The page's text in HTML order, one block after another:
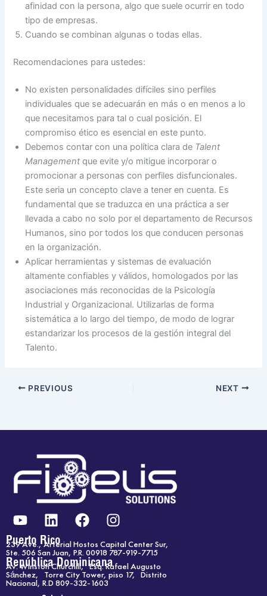
afinidad con la persona, algo que suele ocurrir en todo
tipo de empresas.
Cuando se combinan algunas o todas ellas.
Recomendaciones para ustedes:
No existen personalidades difíciles sino perfiles
individuales que se adecuarán en más o en menos a lo
que necesitamos para tal o cual posición. El
compromiso ético es esencial en este punto.
Debemos contar con una política clara de Talent
Management que evite y/o mitigue incorporar o
promocionar a personas con perfiles disfuncionales.
Este seria un concepto clave a tener en cuenta. Es
fundamental que se traduzca en una práctica a ser
llevada a cabo no solo por el departamento de Recursos
Humanos, sino por todos los que conducen personas
en la organización.
Aplicar herramientas y sistemas de evaluación
altamente confiables y válidos, homologados por las
asociaciones más reconocidas de la Psicología
Industrial y Organizacional. Utilizarlas de forma
sistemática a lo largo del tiempo, de modo de lograr
estandarizar los procesos de la gestión integral del
Talento.
PREVIOUS NEXT
Y
o
u
t
u
b
L
i
n
k
e
d
F
a
c
e
b
o
I
n
s
t
a
Puerto Rico
239 Ave., Arterial Hostos Capital Center Sur,
Ste. 506 San Juan, P.R. 00918 787-919-7715
República Dominicana
Av. Winston Churchill, Esq. Rafael Augusto
Sánchez, Torre City Tower, piso 17, Distrito
Nacional, R.D 809-332-1603